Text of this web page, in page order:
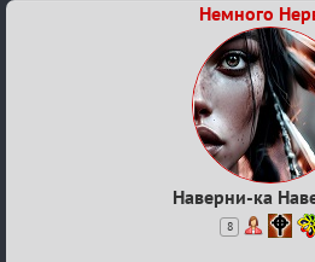
Немного
Наверни-ка
8